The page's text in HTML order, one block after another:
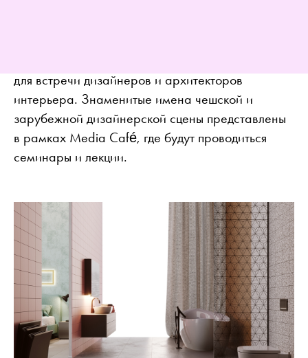
для встречи дизайнеров и архитекторов
интерьера. Знаменитые имена чешской и
зарубежной дизайнерской сцены представлены
в рамках Media Café, где будут проводиться
семинары и лекции.